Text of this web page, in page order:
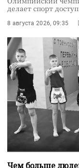
делает спорт
8 августа 2026, 09:35
Чем больше